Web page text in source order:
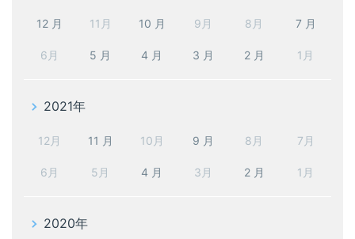
12 月 11月 10 月 9月 8月 7 月
6月 5 月 4 月 3 月 2 月 1月
2021年
12月 11 月 10月 9 月 8月 7月
6月 5月 4 月 3月 2 月 1月
2020年